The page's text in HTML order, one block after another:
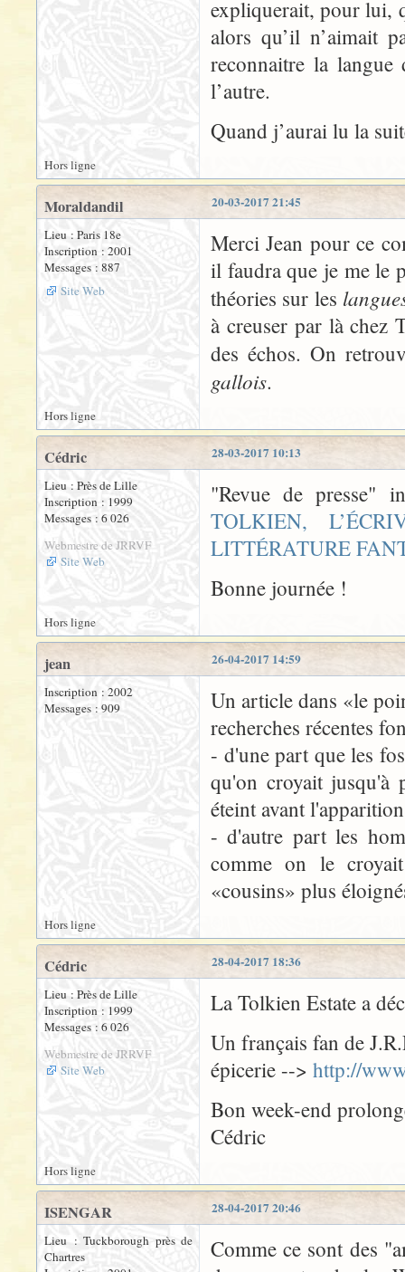
expliquerait, pour lui,
alors qu’il n’aimait
reconnaitre la langue
l’autre.
Quand j’aurai lu la
Hors ligne
20-03-2017 21:45
Moraldandil
Lieu : Paris 18e
Inscription : 2001
Messages : 887
Site Web
Merci Jean pour ce
il faudra que je me le
théories sur les
à creuser par là chez
des échos. On
gallois.
Hors ligne
28-03-2017 10:13
Cédric
Lieu : Près de Lille
Inscription : 1999
Messages : 6 026
Webmestre de JRRVF
Site Web
"Revue de presse"
TOLKIEN,
LITTÉRATURE
Bonne journée !
Hors ligne
26-04-2017 14:59
jean
Inscription : 2002
Messages : 909
Un article dans «le
recherches récentes
- d'une part que les
qu'on croyait jusqu'à
éteint avant
- d'autre part les
comme on le
«cousins» plus
Hors ligne
28-04-2017 18:36
Cédric
Lieu : Près de Lille
Inscription : 1999
Messages : 6 026
Webmestre de JRRVF
Site Web
La Tolkien Estate a
Un français fan de
épicerie --> http://
Bon week-end
Cédric
Hors ligne
28-04-2017 20:46
ISENGAR
Lieu : Tuckborough près de
Chartres
Comme ce sont des